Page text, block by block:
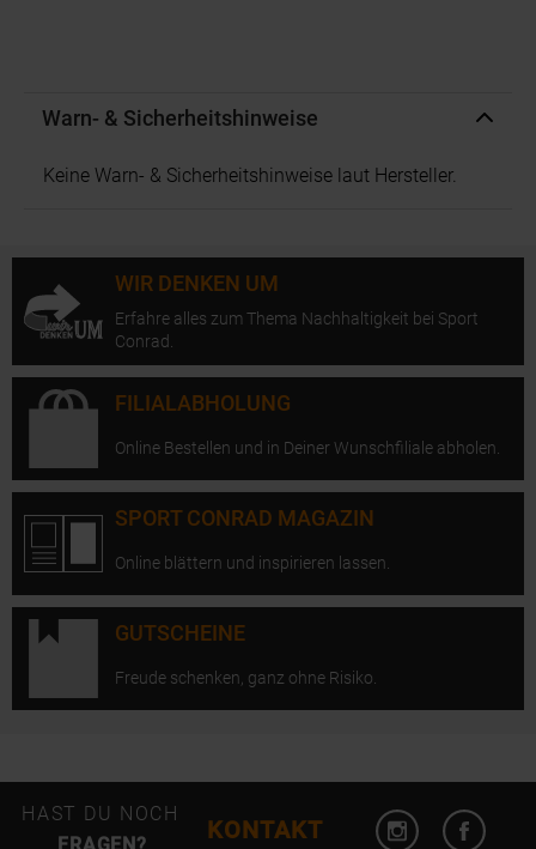
Warn- & Sicherheitshinweise
Keine Warn- & Sicherheitshinweise laut Hersteller.
WIR DENKEN UM
Erfahre alles zum Thema Nachhaltigkeit bei Sport
Conrad.
FILIALABHOLUNG
Online Bestellen und in Deiner Wunschfiliale abholen.
SPORT CONRAD MAGAZIN
Online blättern und inspirieren lassen.
GUTSCHEINE
Freude schenken, ganz ohne Risiko.
HAST DU NOCH
KONTAKT
Instagram